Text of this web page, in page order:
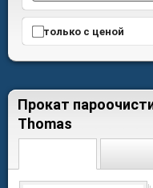
только с ценой
Прокат
Thomas